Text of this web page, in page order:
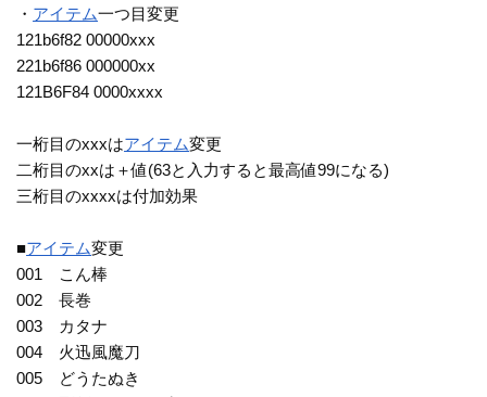
・ アイテム一つ目変更
121b6f82 00000xxx
221b6f86 000000xx
121B6F84 0000xxxx
一桁目のxxxはアイテム変更
二桁目のxxは＋値(63と入力すると最高値99になる)
三桁目のxxxxは付加効果
■アイテム変更
001 こん棒
002 長巻
003 カタナ
004 火迅風魔刀
005 どうたぬき